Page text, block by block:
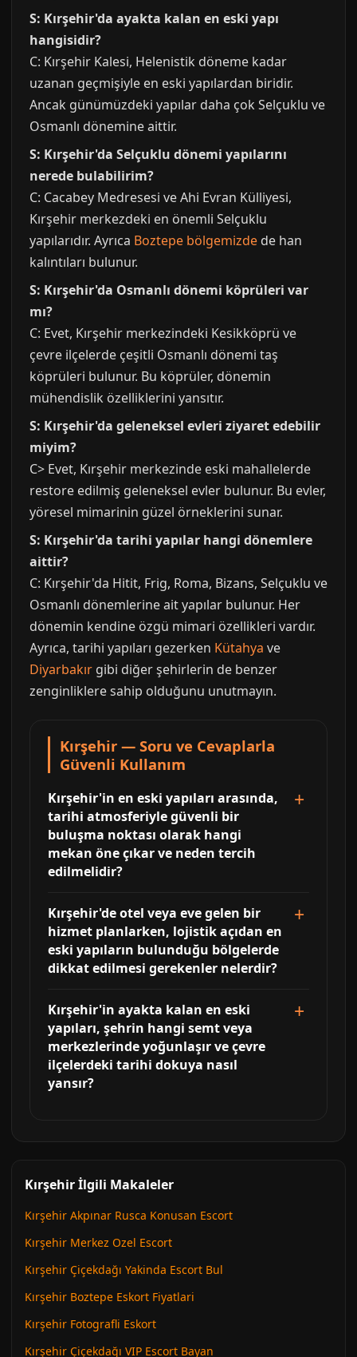
S: Kırşehir'da ayakta kalan en eski yapı
hangisidir?
C: Kırşehir Kalesi, Helenistik döneme kadar
uzanan geçmişiyle en eski yapılardan biridir.
Ancak günümüzdeki yapılar daha çok Selçuklu ve
Osmanlı dönemine aittir.
S: Kırşehir'da Selçuklu dönemi yapılarını
nerede bulabilirim?
C: Cacabey Medresesi ve Ahi Evran Külliyesi,
Kırşehir merkezdeki en önemli Selçuklu
yapılarıdır. Ayrıca Boztepe bölgemizde de han
kalıntıları bulunur.
S: Kırşehir'da Osmanlı dönemi köprüleri var
mı?
C: Evet, Kırşehir merkezindeki Kesikköprü ve
çevre ilçelerde çeşitli Osmanlı dönemi taş
köprüleri bulunur. Bu köprüler, dönemin
mühendislik özelliklerini yansıtır.
S: Kırşehir'da geleneksel evleri ziyaret edebilir
miyim?
C> Evet, Kırşehir merkezinde eski mahallelerde
restore edilmiş geleneksel evler bulunur. Bu evler,
yöresel mimarinin güzel örneklerini sunar.
S: Kırşehir'da tarihi yapılar hangi dönemlere
aittir?
C: Kırşehir'da Hitit, Frig, Roma, Bizans, Selçuklu ve
Osmanlı dönemlerine ait yapılar bulunur. Her
dönemin kendine özgü mimari özellikleri vardır.
Ayrıca, tarihi yapıları gezerken Kütahya ve
Diyarbakır gibi diğer şehirlerin de benzer
zenginliklere sahip olduğunu unutmayın.
Kırşehir — Soru ve Cevaplarla
Güvenli Kullanım
Kırşehir'in en eski yapıları arasında,
tarihi atmosferiyle güvenli bir
buluşma noktası olarak hangi
mekan öne çıkar ve neden tercih
edilmelidir?
Kırşehir'de otel veya eve gelen bir
hizmet planlarken, lojistik açıdan en
eski yapıların bulunduğu bölgelerde
dikkat edilmesi gerekenler nelerdir?
Kırşehir'in ayakta kalan en eski
yapıları, şehrin hangi semt veya
merkezlerinde yoğunlaşır ve çevre
ilçelerdeki tarihi dokuya nasıl
yansır?
Kırşehir İlgili Makaleler
Kırşehir Akpınar Rusca Konusan Escort
Kırşehir Merkez Ozel Escort
Kırşehir Çiçekdağı Yakinda Escort Bul
Kırşehir Boztepe Eskort Fiyatlari
Kırşehir Fotografli Eskort
Kırşehir Çiçekdağı VIP Escort Bayan